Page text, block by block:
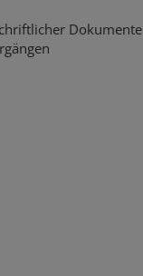
Dokumente